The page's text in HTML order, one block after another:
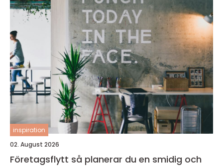
inspiration
02. August 2026
Företagsflytt så planerar du en smidig och